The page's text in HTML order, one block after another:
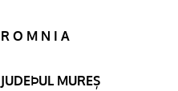
R O M N I A
JUDEÞUL MUREȘ